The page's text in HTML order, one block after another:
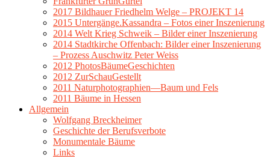
2017 Bildhauer Friedhelm Welge – PROJEKT 14
2015 Untergänge.Kassandra – Fotos einer Inszenierung
2014 Welt Krieg Schweik – Bilder einer Inszenierung
2014 Stadtkirche Offenbach: Bilder einer Inszenierung
– Prozess Auschwitz Peter Weiss
2012 PhotosBäumeGeschichten
2012 ZurSchauGestellt
2011 Naturphotographien—Baum und Fels
2011 Bäume in Hessen
Allgemein
Wolfgang Breckheimer
Geschichte der Berufsverbote
Monumentale Bäume
Links